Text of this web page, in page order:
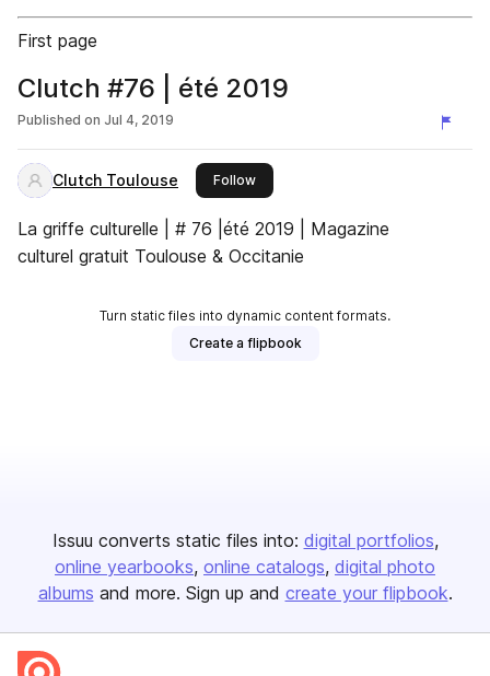
First page
Clutch #76 | été 2019
Published on Jul 4, 2019
Clutch Toulouse Followthis publisher
La griffe culturelle | # 76 |été 2019 | Magazine
culturel gratuit Toulouse & Occitanie
Turn static files into dynamic content formats.
Create a flipbook
Issuu converts static files into: digital portfolios
online yearbooks online catalogs digital photo
albums and more. Sign up and create your flipbook.